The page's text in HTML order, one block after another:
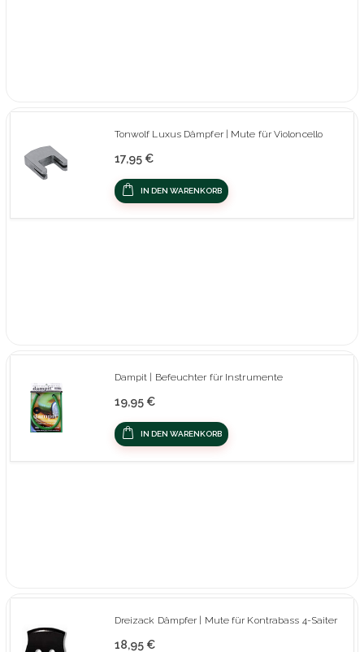
Tonwolf Luxus Dämpfer | Mute für Violoncello
17,95 €
IN DEN WARENKORB
Dampit | Befeuchter für Instrumente
19,95 €
IN DEN WARENKORB
Dreizack Dämpfer | Mute für Kontrabass 4-Saiter
18,95 €